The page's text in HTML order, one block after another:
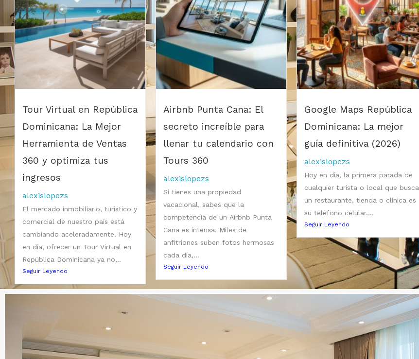
Tour Virtual en República
Dominicana: La Mejor
Herramienta de Ventas
360 y optimiza tus
ingresos
alexislopezs
El mercado inmobiliario, turístico y
comercial de nuestro país está
cambiando aceleradamente. Hoy
en día, ofrecer un Tour Virtual en
República Dominicana ya no...
Seguir Leyendo
Airbnb Punta Cana: El
secreto increíble para
llenar tu calendario con
Tours 360
alexislopezs
Si tienes una propiedad
vacacional, sabes que la
competencia de un Airbnb Punta
Cana es intensa. Miles de
anfitriones suben fotos hermosas
cada día,...
Seguir Leyendo
Google Maps República
Dominicana: La mejor
guía definitiva (2026)
alexislopezs
Hoy en día, la primera parada de
cualquier turista o local que busca
un restaurante, tienda o clínica es
su teléfono celular....
Seguir Leyendo